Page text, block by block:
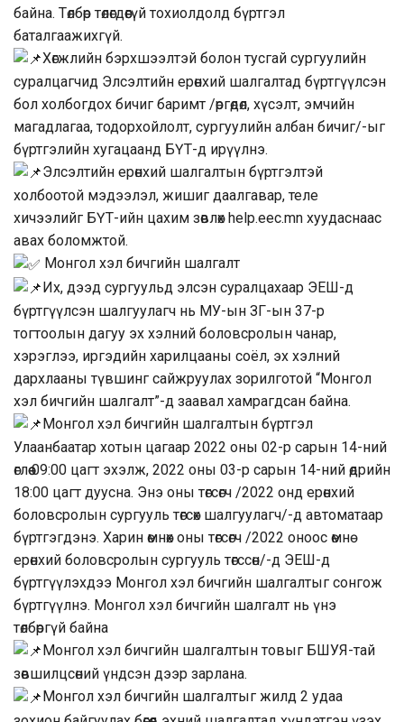
байна. Төлбөр төлөгдөөгүй тохиолдолд бүртгэл
баталгаажихгүй.
Хөгжлийн бэрхшээлтэй болон тусгай сургуулийн
суралцагчид Элсэлтийн ерөнхий шалгалтад бүртгүүлсэн
бол холбогдох бичиг баримт /өргөдөл, хүсэлт, эмчийн
магадлагаа, тодорхойлолт, сургуулийн албан бичиг/-ыг
бүртгэлийн хугацаанд БҮТ-д ирүүлнэ.
Элсэлтийн ерөнхий шалгалтын бүртгэлтэй
холбоотой мэдээлэл, жишиг даалгавар, теле
хичээлийг БҮТ-ийн цахим зөвлөх help.eec.mn хуудаснаас
авах боломжтой.
Монгол хэл бичгийн шалгалт
Их, дээд сургуульд элсэн суралцахаар ЭЕШ-д
бүртгүүлсэн шалгуулагч нь МУ-ын ЗГ-ын 37-р
тогтоолын дагуу эх хэлний боловсролын чанар,
хэрэглээ, иргэдийн харилцааны соёл, эх хэлний
дархлааны түвшинг сайжруулах зорилготой “Монгол
хэл бичгийн шалгалт”-д заавал хамрагдсан байна.
Монгол хэл бичгийн шалгалтын бүртгэл
Улаанбаатар хотын цагаар 2022 оны 02-р сарын 14-ний
өглөө 09:00 цагт эхэлж, 2022 оны 03-р сарын 14-ний өдрийн
18:00 цагт дуусна. Энэ оны төгсөгч /2022 онд ерөнхий
боловсролын сургууль төгсөх шалгуулагч/-д автоматаар
бүртгэгдэнэ. Харин өмнөх оны төгсөгч /2022 оноос өмнө
ерөнхий боловсролын сургууль төгссөн/-д ЭЕШ-д
бүртгүүлэхдээ Монгол хэл бичгийн шалгалтыг сонгож
бүртгүүлнэ. Монгол хэл бичгийн шалгалт нь үнэ
төлбөргүй байна
Монгол хэл бичгийн шалгалтын товыг БШУЯ-тай
зөвшилцсөний үндсэн дээр зарлана.
Монгол хэл бичгийн шалгалтыг жилд 2 удаа